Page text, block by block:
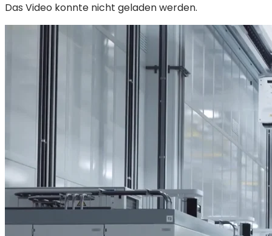
bei
abnehmbaren
Glasfaserverbindungslösungen
Wafer-
Ebene
mit
SENKO
einem
neuen
Tab
geöffnet)
Das Video konnte nicht geladen werden.